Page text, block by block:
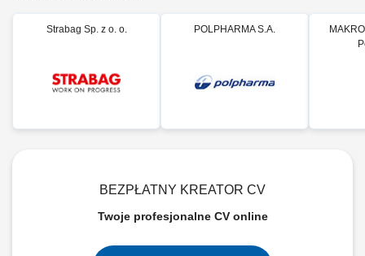
Strabag Sp. z o. o. POLPHARMA S.A.
BEZPŁATNY KREATOR CV
Twoje profesjonalne CV online